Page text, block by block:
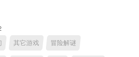
其它游戏 冒险解谜